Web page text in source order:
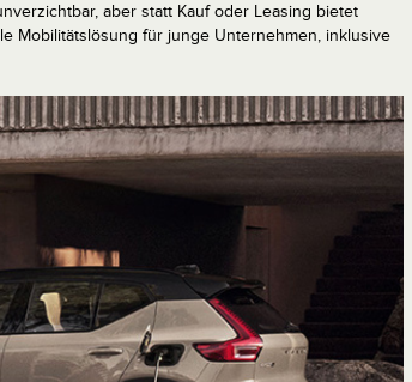
aber statt Kauf oder Leasing bietet
Mobilitätslösung für junge Unternehmen, inklusive